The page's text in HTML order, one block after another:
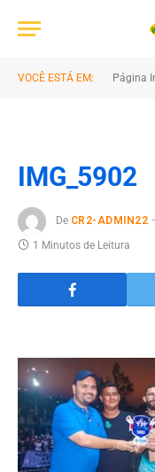
VOCÊ ESTÁ EM: Página
IMG_5902
De CR2-ADMIN22
1 Minutos de Leitura